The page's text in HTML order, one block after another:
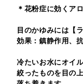
＊花粉症に効くア
目のかゆみには【
効果：鎮静作用、
冷たいお水にオイ
絞ったものを目の